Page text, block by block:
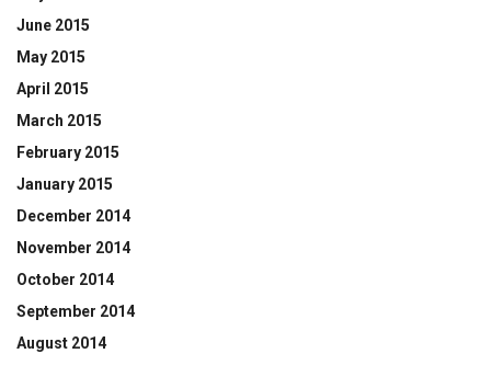
June 2015
May 2015
April 2015
March 2015
February 2015
January 2015
December 2014
November 2014
October 2014
September 2014
August 2014